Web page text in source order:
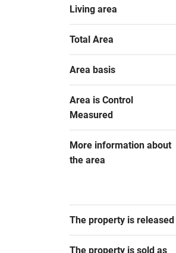
Living area
Total Area
Area basis
Area is Control
Measured
More information about
the area
The property is released
The property is sold as